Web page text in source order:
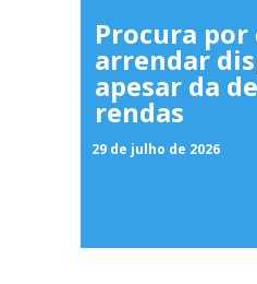
Procura por
arrendar
apesar da
rendas
29 de julho de 2026